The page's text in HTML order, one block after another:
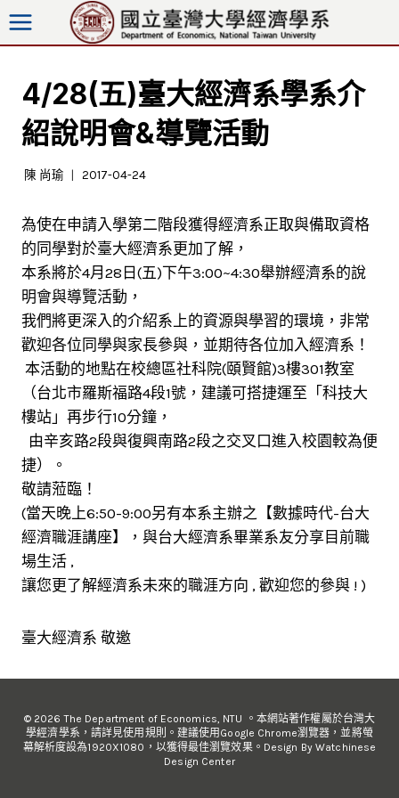
跳
至
4/28(五)臺大經濟系學系介
紹說明會&導覽活動
陳 尚瑜 2017-04-24
為使在申請入學第二階段獲得經濟系正取與備取資格
的同學對於臺大經濟系更加了解，
本系將於4月28日(五)下午3:00~4:30舉辦經濟系的說
明會與導覽活動，
我們將更深入的介紹系上的資源與學習的環境，非常
歡迎各位同學與家長參與，並期待各位加入經濟系！
本活動的地點在校總區社科院(頤賢館)3樓301教室
（台北市羅斯福路4段1號，建議可搭捷運至「科技大
樓站」再步行10分鐘，
由辛亥路2段與復興南路2段之交叉口進入校園較為便
捷）。
敬請蒞臨！
(當天晚上6:50-9:00另有本系主辦之【數據時代-台大
經濟職涯講座】，與台大經濟系畢業系友分享目前職
場生活 ,
讓您更了解經濟系未來的職涯方向 , 歡迎您的參與 ! )
臺大經濟系 敬邀
© 2026 The Department of Economics, NTU 。本網站著作權屬於台灣大
學經濟學系，請詳見使用規則。建議使用Google Chrome瀏覽器，並將螢
幕解析度設為1920X1080，以獲得最佳瀏覽效果。Design By Watchinese
Design Center